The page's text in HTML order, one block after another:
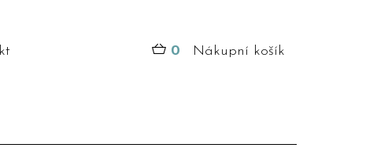
0 Nákupní košík